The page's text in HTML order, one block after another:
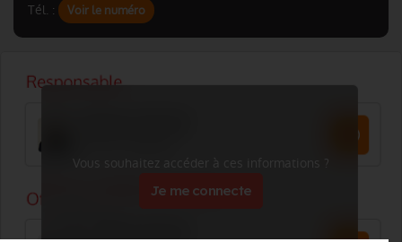
Tél. :
Voir le numéro
Vous souhaitez accéder à ces informations ?
Je me connecte